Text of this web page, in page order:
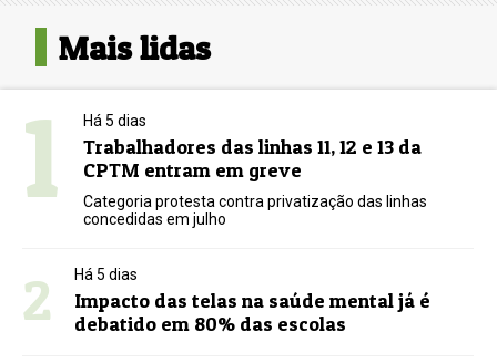
Mais lidas
1 Há 5 dias
Trabalhadores das linhas 11, 12 e 13 da
CPTM entram em greve
Categoria protesta contra privatização das linhas
concedidas em julho
2 Há 5 dias
Impacto das telas na saúde mental já é
debatido em 80% das escolas